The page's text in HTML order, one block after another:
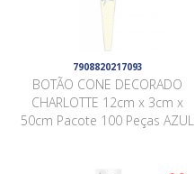
7908820217093
BOTÃO CONE DECORADO
CHARLOTTE 12cm x 3cm x
50cm Pacote 100 Peças AZUL